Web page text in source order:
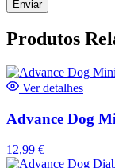
Produtos
Ver detalhes
Advance Dog
12,99 €